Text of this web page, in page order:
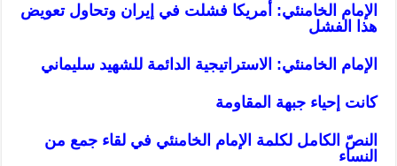
الإمام الخامنئي: أمريكا فشلت في إيران وتحاول تعويض
هذا الفشل
الإمام الخامنئي: الاستراتيجية الدائمة للشهيد سليماني
كانت إحياء جبهة المقاومة
النصّ الكامل لكلمة الإمام الخامنئي في لقاء جمع من
النساء